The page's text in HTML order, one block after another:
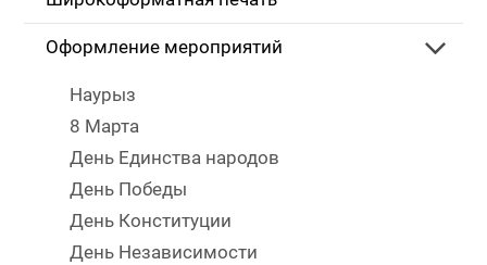
Оформление мероприятий
Наурыз
8 Марта
День Единства народов
День Победы
День Конституции
День Независимости